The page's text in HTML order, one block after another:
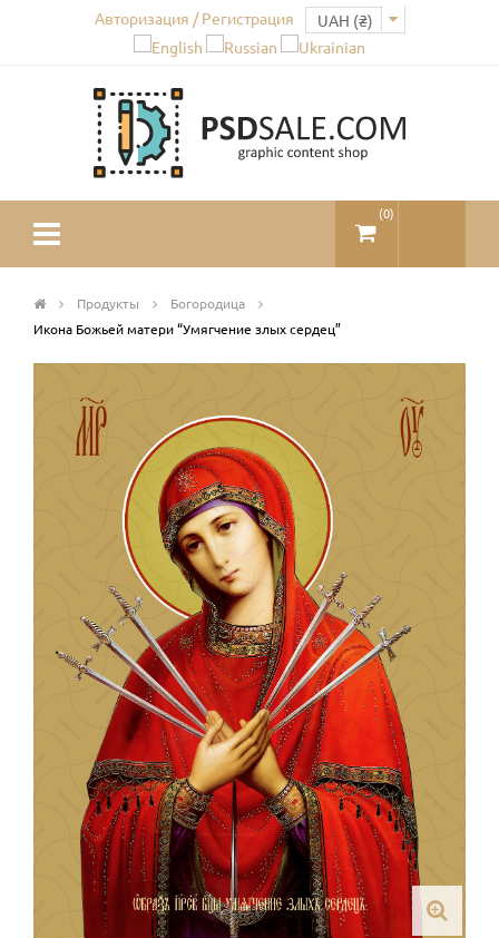
Авторизация / Регистрация
(0)
Продукты
Богородица
Икона Божьей матери “Умягчение злых сердец”